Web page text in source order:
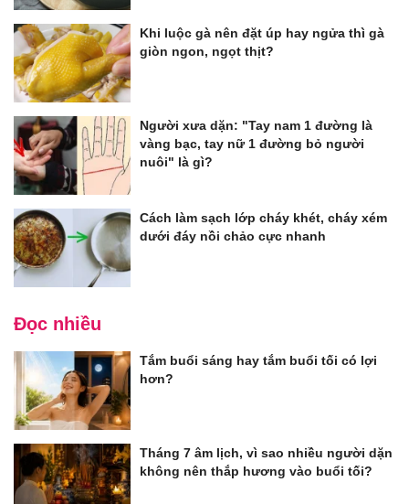
Khi luộc gà nên đặt úp hay ngửa thì gà
giòn ngon, ngọt thịt?
Người xưa dặn: "Tay nam 1 đường là
vàng bạc, tay nữ 1 đường bỏ người
nuôi" là gì?
Cách làm sạch lớp cháy khét, cháy xém
dưới đáy nồi chảo cực nhanh
Đọc nhiều
Tắm buổi sáng hay tắm buổi tối có lợi
hơn?
Tháng 7 âm lịch, vì sao nhiều người dặn
không nên thắp hương vào buổi tối?